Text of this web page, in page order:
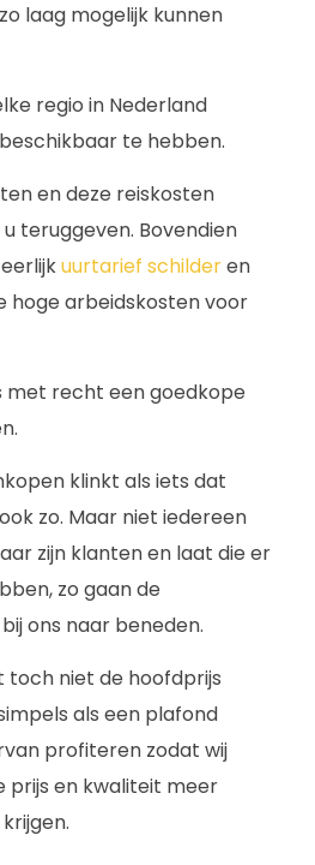
laag mogelijk kunnen
regio in Nederland
te hebben.
en deze reiskosten
teruggeven. Bovendien
uurtarief schilderen
hoge arbeidskosten voor
met recht een goedkope
klinkt als iets dat
zo. Maar niet iedereen
zijn klanten en laat die er
zo gaan de
ons naar beneden.
toch niet de hoofdprijs
als een plafond
profiteren zodat wij
prijs en kwaliteit meer